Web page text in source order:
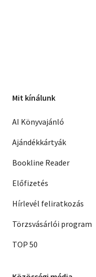
Mit kínálunk
AI Könyvajánló
Ajándékkártyák
Bookline Reader
Előfizetés
Hírlevél feliratkozás
Törzsvásárlói program
TOP 50